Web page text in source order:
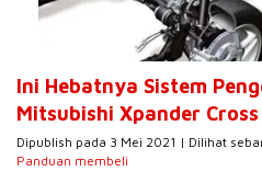
Ini Hebatnya Sistem
Mitsubishi Xpander Cross
Dipublish pada 3 Mei 2021 | Dilihat
Panduan membeli